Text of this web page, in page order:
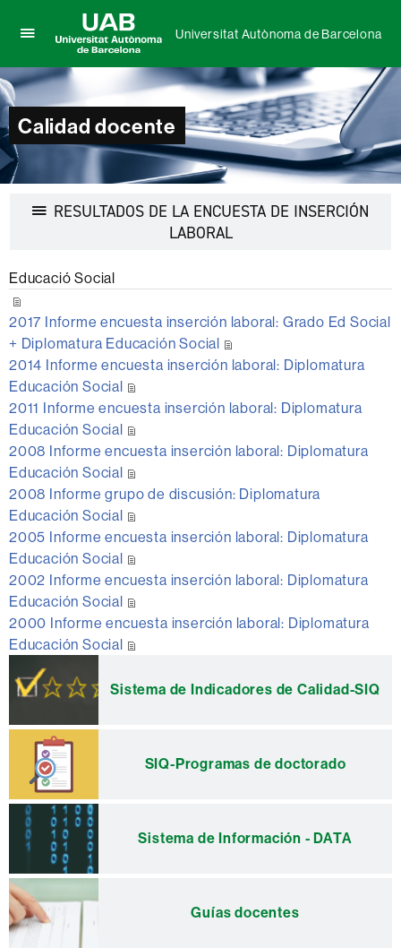
aquí
para
desplegar
el
menú
de
Universitat
Autònoma
de
Barcelona
Universitat Autònoma de Barcelona
Calidad docente
RESULTADOS DE LA ENCUESTA DE INSERCIÓN
LABORAL
Educació Social
2017 Informe encuesta inserción laboral: Grado Ed Social
+ Diplomatura Educación Social
2014 Informe encuesta inserción laboral: Diplomatura
Educación Social
2011 Informe encuesta inserción laboral: Diplomatura
Educación Social
2008 Informe encuesta inserción laboral: Diplomatura
Educación Social
2008 Informe grupo de discusión: Diplomatura
Educación Social
2005 Informe encuesta inserción laboral: Diplomatura
Educación Social
2002 Informe encuesta inserción laboral: Diplomatura
Educación Social
2000 Informe encuesta inserción laboral: Diplomatura
Educación Social
Información
complementariaSistema de Indicadores de Calidad-SIQ
SIQ-Programas de doctorado
Sistema de Información - DATA
Guías docentes